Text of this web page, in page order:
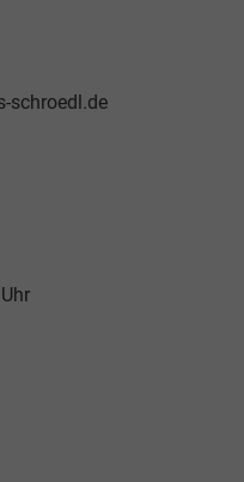
schroedl.de